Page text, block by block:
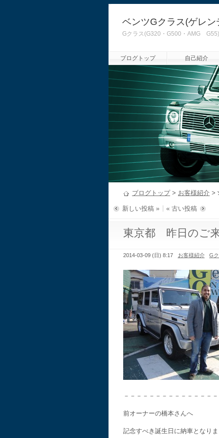
ベンツGクラス(ゲレ
Gクラス(G320・G500・AMG
ブログトップ 自己紹介
ブログトップ> お客様紹介 >
新しい投稿 » « 古い投稿
東京都 昨日のご
2014-03-09 (日) 8:17 お客様紹介 G
－－－－－－－－－－－－－－
前オーナーの橋本さんへ
記念すべき誕生日に納車となり